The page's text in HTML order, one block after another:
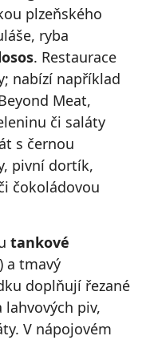
plzeňského
ryba
. Restaurace
nabízí například
Meat,
či saláty
s černou
pivní dortík,
čokoládovou
tankové
a tmavý
doplňují řezané
lahvových piv,
V nápojovém